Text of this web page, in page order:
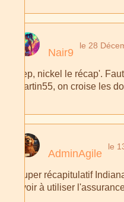
Nair9
le 28
Yep, nickel le récap'.
Martin55, on croise les
AdminAgile
le
Super récapitulatif
avoir à utiliser